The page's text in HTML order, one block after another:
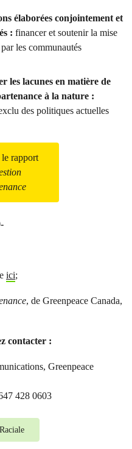
élaborées conjointement et
: financer et soutenir la mise
les communautés
les lacunes en matière de
à la nature :
des politiques actuelles
rapport
ici;
, de Greenpeace Canada,
contacter :
Greenpeace
428 0603